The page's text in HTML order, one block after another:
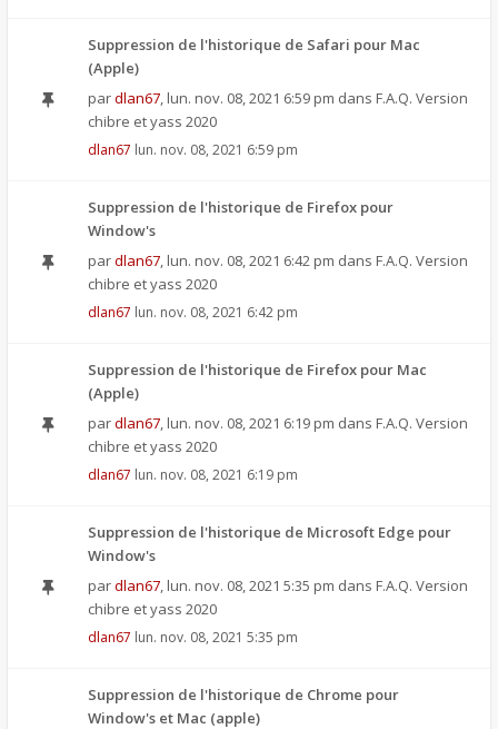
Suppression de l'historique de Safari pour Mac
(Apple)
pardlan67, lun. nov. 08, 2021 6:59 pm dans F.A.Q. Version
chibre et yass 2020
dlan67 lun. nov. 08, 2021 6:59 pm
Suppression de l'historique de Firefox pour
Window's
pardlan67, lun. nov. 08, 2021 6:42 pm dans F.A.Q. Version
chibre et yass 2020
dlan67 lun. nov. 08, 2021 6:42 pm
Suppression de l'historique de Firefox pour Mac
(Apple)
pardlan67, lun. nov. 08, 2021 6:19 pm dans F.A.Q. Version
chibre et yass 2020
dlan67 lun. nov. 08, 2021 6:19 pm
Suppression de l'historique de Microsoft Edge pour
Window's
pardlan67, lun. nov. 08, 2021 5:35 pm dans F.A.Q. Version
chibre et yass 2020
dlan67 lun. nov. 08, 2021 5:35 pm
Suppression de l'historique de Chrome pour
Window's et Mac (apple)